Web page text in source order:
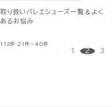
取り扱いバレエシューズ一覧＆よく
あるお悩み
112件 21件～40件
1 2 3